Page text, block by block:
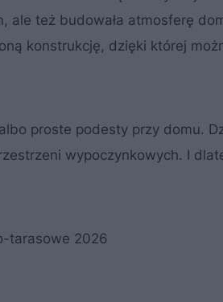
ale też budowała atmosferę
konstrukcję, dzięki której
proste podesty przy domu.
wypoczynkowych. I
tarasowe 2026